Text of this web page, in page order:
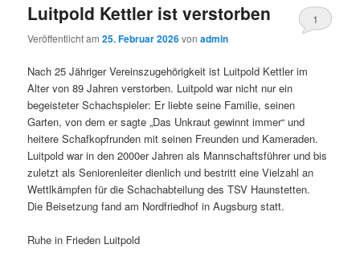
Luitpold Kettler ist verstorben
Veröffentlicht am25. Februar 2026vonadmin
1
Nach 25 Jähriger Vereinszugehörigkeit ist Luitpold Kettler im
Alter von 89 Jahren verstorben. Luitpold war nicht nur ein
begeisteter Schachspieler: Er liebte seine Familie, seinen
Garten, von dem er sagte „Das Unkraut gewinnt immer“ und
heitere Schafkopfrunden mit seinen Freunden und Kameraden.
Luitpold war in den 2000er Jahren als Mannschaftsführer und bis
zuletzt als Seniorenleiter dienlich und bestritt eine Vielzahl an
Wettlkämpfen für die Schachabteilung des TSV Haunstetten.
Die Beisetzung fand am Nordfriedhof in Augsburg statt.
Ruhe in Frieden Luitpold